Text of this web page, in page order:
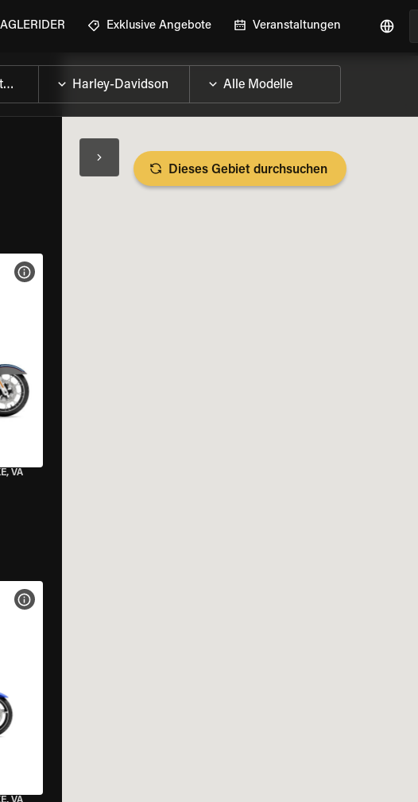
Exklusive Angebote Veranstaltungen
VA
MOTORRAD-DETAILS ANZEIGEN
MOTORRAD-DETAILS ANZEIGEN
Dieses Gebiet durchsuchen